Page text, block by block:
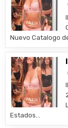
Nuevo Catalogo
Estados…